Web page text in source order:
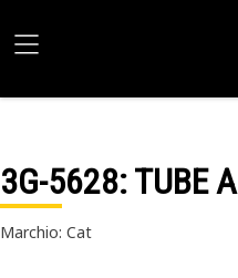
3G-5628: TUBE A
Marchio: Cat